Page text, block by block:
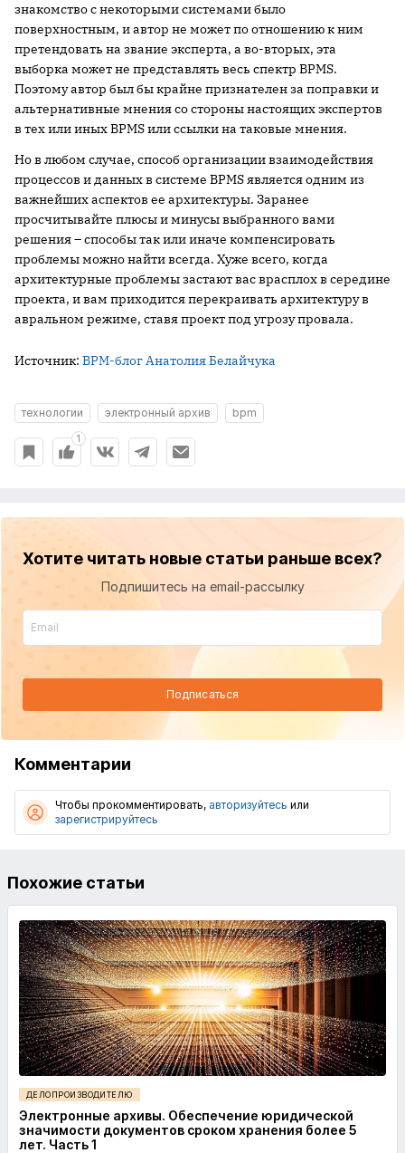
знакомство с некоторыми системами было
поверхностным, и автор не может по отношению к ним
претендовать на звание эксперта, а во-вторых, эта
выборка может не представлять весь спектр BPMS.
Поэтому автор был бы крайне признателен за поправки и
альтернативные мнения со стороны настоящих экспертов
в тех или иных BPMS или ссылки на таковые мнения.
Но в любом случае, способ организации взаимодействия
процессов и данных в системе BPMS является одним из
важнейших аспектов ее архитектуры. Заранее
просчитывайте плюсы и минусы выбранного вами
решения – способы так или иначе компенсировать
проблемы можно найти всегда. Хуже всего, когда
архитектурные проблемы застают вас врасплох в середине
проекта, и вам приходится перекраивать архитектуру в
авральном режиме, ставя проект под угрозу провала.
Источник: BPM-блог Анатолия Белайчука
технологии электронный архив bpm
1
Хотите читать новые статьи раньше всех?
Подпишитесь на email-рассылку
Подписаться
Комментарии
Чтобы прокомментировать, авторизуйтесь или
зарегистрируйтесь
Похожие статьи
ДЕЛОПРОИЗВОДИТЕЛЮ
Электронные архивы. Обеспечение юридической
значимости документов сроком хранения более 5
лет. Часть 1